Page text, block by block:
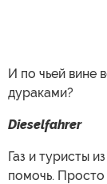
И по чьей вине
дураками?
Dieselfahrer
Газ и туристы
помочь. Просто